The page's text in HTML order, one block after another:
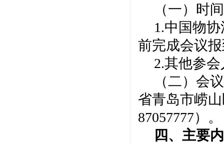
（一）时
1.中国物
前完成会议
2.其他参
（二）会
省青岛市崂
87057777）。
四、主要